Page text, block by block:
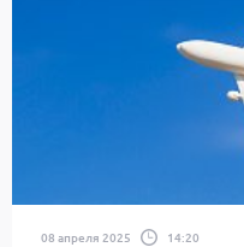
08 апреля 2025 14:20